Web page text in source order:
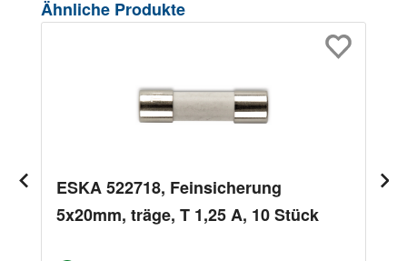
Produktgalerie überspringen
Ähnliche Produkte
ESKA 522718, Feinsicherung
5x20mm, träge, T 1,25 A, 10 Stück